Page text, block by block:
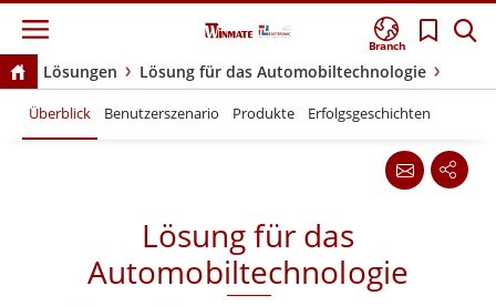
Branch
Lösungen Lösung für das Automobiltechnologie
Lösung für das
Automobiltechnologie
Überblick Benutzerszenario Produkte Erfolgsgeschichten